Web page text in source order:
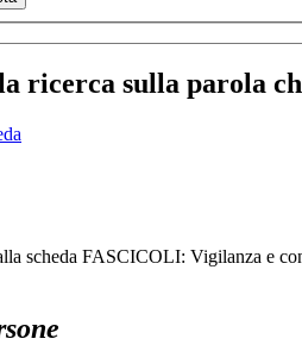
ricerca sulla parola